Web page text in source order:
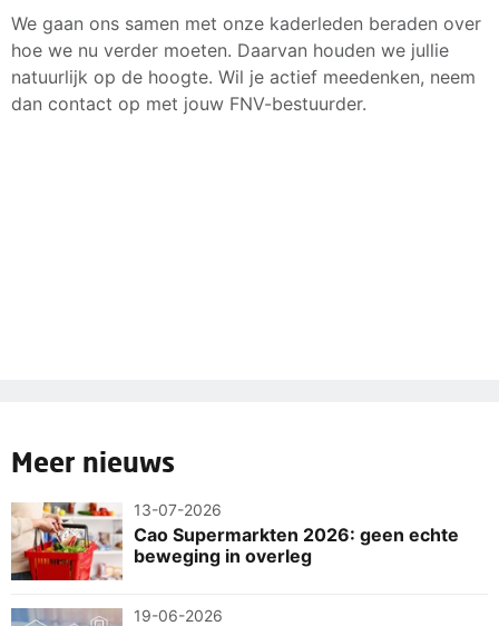
We gaan ons samen met onze kaderleden beraden over
hoe we nu verder moeten. Daarvan houden we jullie
natuurlijk op de hoogte. Wil je actief meedenken, neem
dan contact op met jouw FNV-bestuurder.
Meer nieuws
13-07-2026
Cao Supermarkten 2026: geen echte
beweging in overleg
19-06-2026